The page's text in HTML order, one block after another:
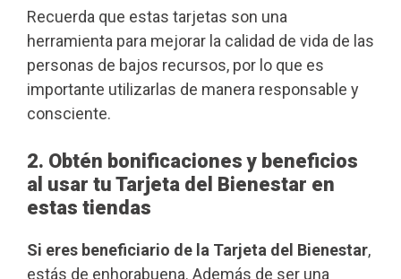
Recuerda que estas tarjetas son una
herramienta para mejorar la calidad de vida de las
personas de bajos recursos, por lo que es
importante utilizarlas de manera responsable y
consciente.
2. Obtén bonificaciones y beneficios
al usar tu Tarjeta del Bienestar en
estas tiendas
Si eres beneficiario de la Tarjeta del Bienestar,
estás de enhorabuena. Además de ser una